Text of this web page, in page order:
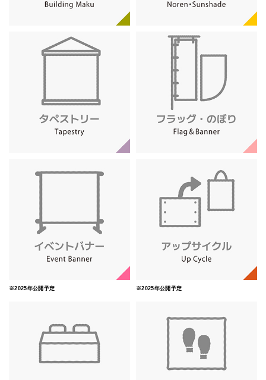
※2025年公開予定 ※2025年公開予定